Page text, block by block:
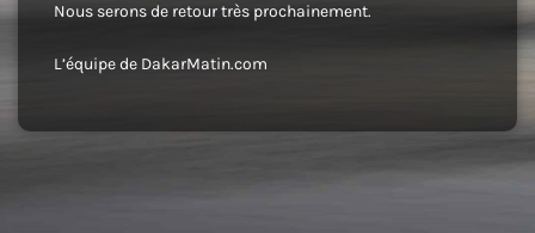
Nous serons de retour très prochainement.
L’équipe de DakarMatin.com